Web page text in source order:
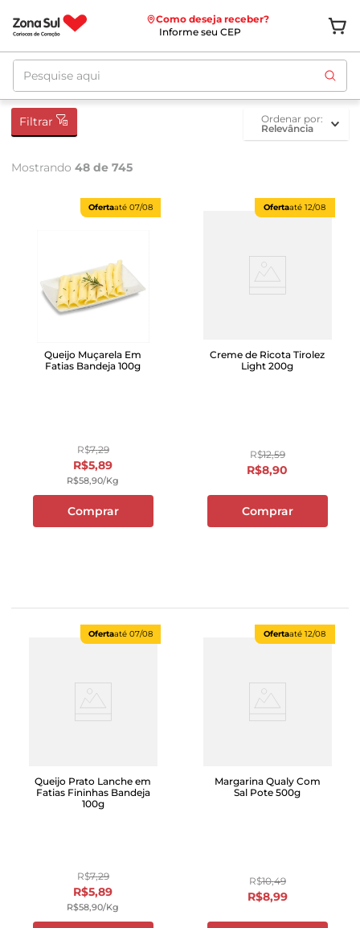
Como deseja receber?
Informe seu CEP
Pesquise aqui
Filtrar
ordenar por
Relevância
Mostrando 48 de 745
Ofertaaté 07/08
Queijo Muçarela Em
Fatias Bandeja 100g
R$7,29
R$5,89
R$58,90/kg
Comprar
Ofertaaté 12/08
Creme de Ricota Tirolez
Light 200g
R$12,59
R$8,90
Comprar
Ofertaaté 07/08
Queijo Prato Lanche em
Fatias Fininhas Bandeja
100g
R$7,29
R$5,89
R$58,90/kg
Ofertaaté 12/08
Margarina Qualy Com
Sal Pote 500g
R$10,49
R$8,99